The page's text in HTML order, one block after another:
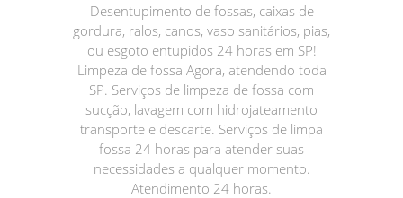
Desentupimento de fossas, caixas de
gordura, ralos, canos, vaso sanitários, pias,
ou esgoto entupidos 24 horas em SP!
Limpeza de fossa Agora, atendendo toda
SP. Serviços de limpeza de fossa com
sucção, lavagem com hidrojateamento
transporte e descarte. Serviços de limpa
fossa 24 horas para atender suas
necessidades a qualquer momento.
Atendimento 24 horas.